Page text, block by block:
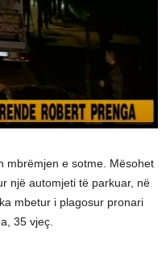
mbrëmjen e sotme. Mësohet
një automjeti të parkuar, në
mbetur i plagosur pronari
35 vjeç.